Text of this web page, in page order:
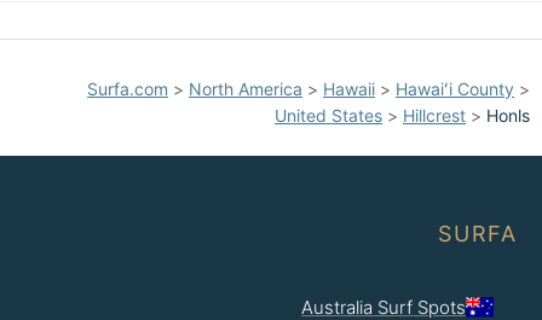
Surfa.com > North America > Hawaii > Hawaiʻi County >
United States > Hillcrest > Honls
SURFA
Australia Surf Spots